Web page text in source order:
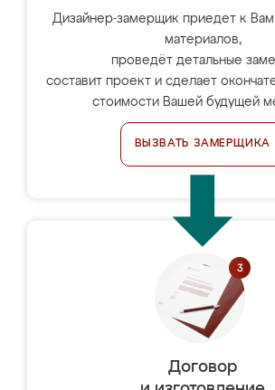
Дизайнер-замерщик приедет к Вам
материалов,
проведёт детальные
составит проект и сделает
стоимости Вашей будущей
ВЫЗВАТЬ ЗАМЕРЩИКА
Договор